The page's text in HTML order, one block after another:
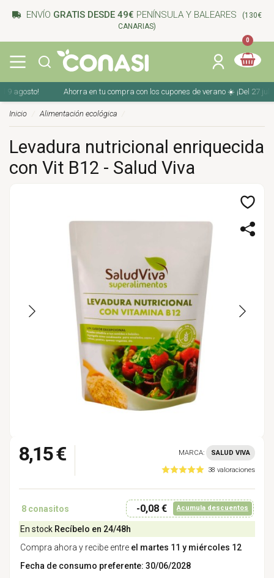
ENVÍO GRATIS DESDE 49€ PENÍNSULA Y BALEARES
(130€
CANARIAS)
0
Ahorra en tu compra con los cupones de verano ☀️ ¡Del 27 julio al 9 agosto!
Inicio Alimentación ecológica
Levadura nutricional enriquecida
con Vit B12 - Salud Viva
8,15 € MARCA: SALUD VIVA
38 valoraciones
8 conasitos -0,08 € Acumula descuentos
En stock Recíbelo en 24/48h
Compra ahora y recibe entre el martes 11 y miércoles 12
Fecha de consumo preferente: 30/06/2028